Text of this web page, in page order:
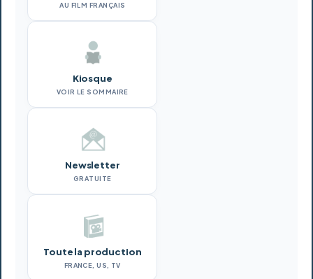
AU FILM FRANÇAIS
Kiosque
VOIR LE SOMMAIRE
Newsletter
GRATUITE
Toute la production
FRANCE, US, TV